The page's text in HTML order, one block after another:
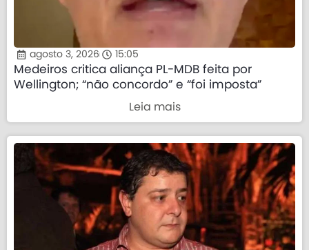
agosto 3, 2026 15:05
Medeiros critica aliança PL-MDB feita por
Wellington; “não concordo” e “foi imposta”
Leia mais